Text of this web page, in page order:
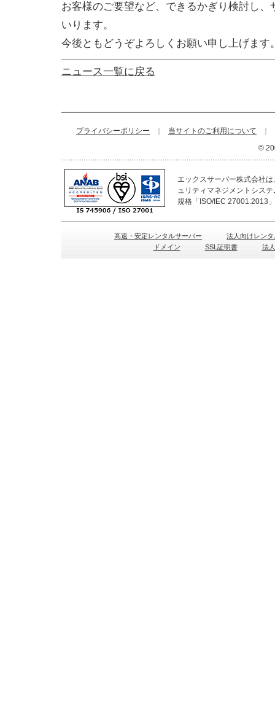
お客様のご要望など、できるかぎり検討し
いります。
今後ともどうぞよろしくお願い申し上げます
ニュース一覧に戻る
プライバシーポリシー 当サイトのご利用について
©
エックスサーバー株式会社
ュリティマネジメントシス
規格「ISO/IEC 27001:2013
高速・安定レンタルサーバー
法人向けレン
ドメイン
SSL証明書 法